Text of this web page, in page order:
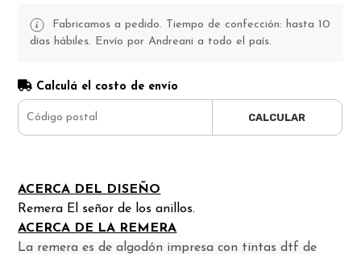
Fabricamos a pedido. Tiempo de confección: hasta 10
días hábiles. Envío por Andreani a todo el país.
Calculá el costo de envío
CALCULAR
ACERCA DEL DISEÑO
Remera El señor de los anillos.
ACERCA DE LA REMERA
La remera es de algodón impresa con tintas dtf de